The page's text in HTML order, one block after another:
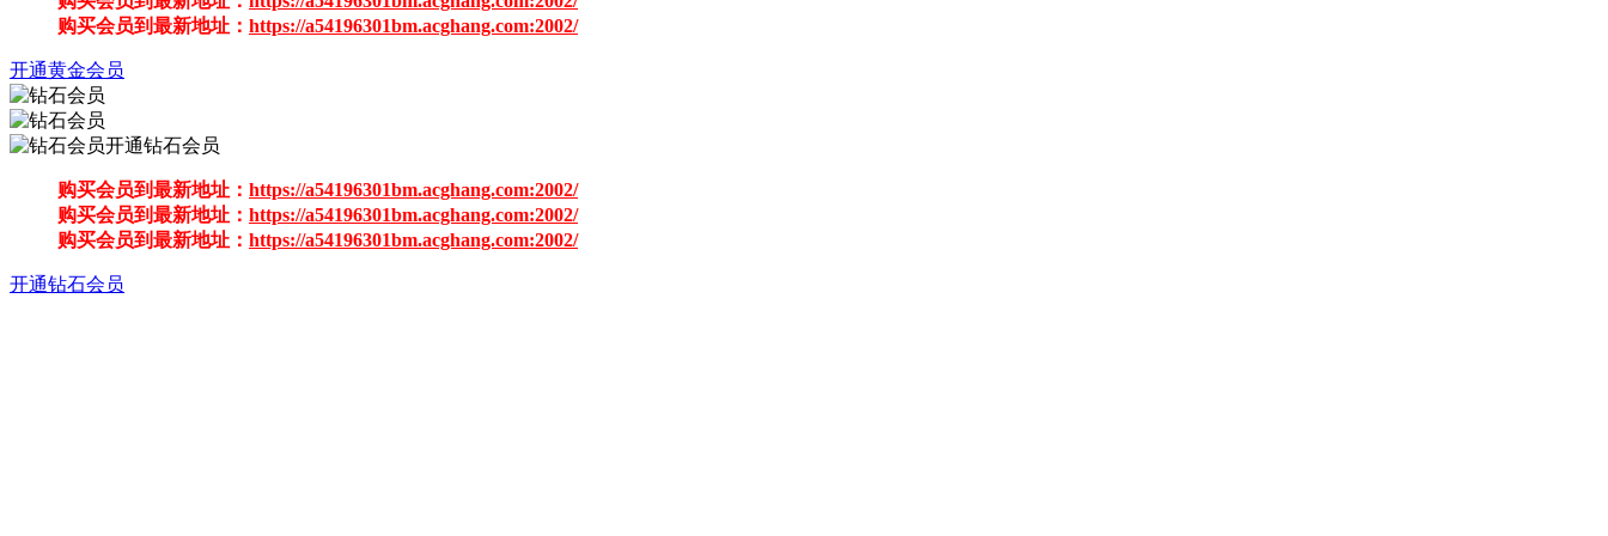
购买会员到最新地址： https://a54196301bm.acghang.com:2002/
开通黄金会员
开通钻石会员
购买会员到最新地址： https://a54196301bm.acghang.com:2002/
购买会员到最新地址： https://a54196301bm.acghang.com:2002/
购买会员到最新地址： https://a54196301bm.acghang.com:2002/
开通钻石会员